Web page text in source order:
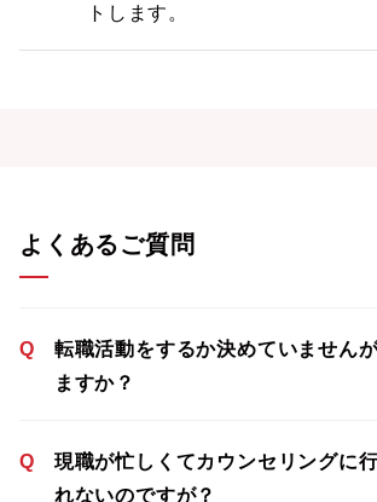
トします。
よくあるご質問
Q
転職活動をするか決めていません
ますか？
Q
現職が忙しくてカウンセリングに
れないのですが？